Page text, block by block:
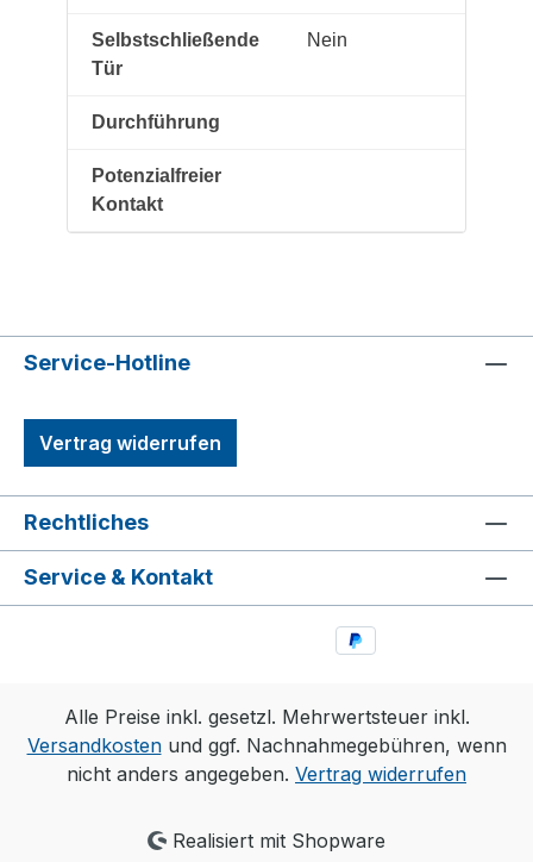
Selbstschließende
Tür
Nein
Durchführung
Potenzialfreier
Kontakt
Service-Hotline
Vertrag widerrufen
Rechtliches
Service & Kontakt
Alle Preise inkl. gesetzl. Mehrwertsteuer inkl.
Versandkostenund ggf. Nachnahmegebühren, wenn
nicht anders angegeben. Vertrag widerrufen
Realisiert mit Shopware